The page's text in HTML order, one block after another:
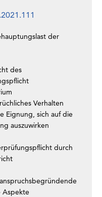
der
des
Verhalten
Eignung, sich auf die
auszuwirken
durch
Aspekte